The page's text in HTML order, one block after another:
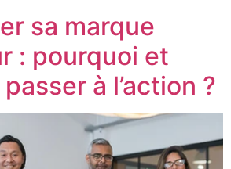
sa marque
: pourquoi et
à l’action ?